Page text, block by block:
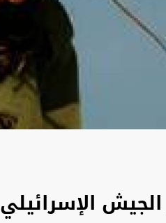
الإسرائيلي